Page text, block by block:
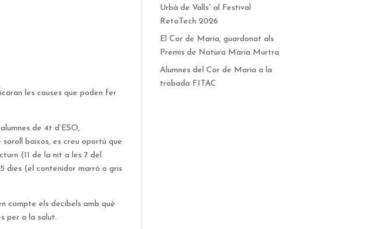
les causes que poden fer
de 4t d’ESO,
baixos, es creu oportú que
(11 de la nit a les 7 del
dies (el contenidor marró o gris
compte els decibels amb què
per a la salut.
Urbà de Valls” al Festival
RetoTech 2026
El Cor de Maria, guardonat als
Premis de Natura Maria Murtra
Alumnes del Cor de Maria a la
trobada FITAC